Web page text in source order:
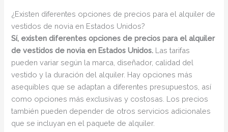
¿Existen diferentes opciones de precios para el alquiler de
vestidos de novia en Estados Unidos?
Sí, existen diferentes opciones de precios para el alquiler
de vestidos de novia en Estados Unidos. Las tarifas
pueden variar según la marca, diseñador, calidad del
vestido y la duración del alquiler. Hay opciones más
asequibles que se adaptan a diferentes presupuestos, así
como opciones más exclusivas y costosas. Los precios
también pueden depender de otros servicios adicionales
que se incluyan en el paquete de alquiler.